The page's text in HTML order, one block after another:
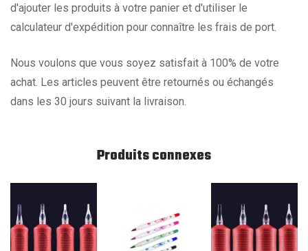
d'ajouter les produits à votre panier et d'utiliser le
calculateur d'expédition pour connaître les frais de port.
Nous voulons que vous soyez satisfait à 100% de votre
achat. Les articles peuvent être retournés ou échangés
dans les 30 jours suivant la livraison.
Produits connexes